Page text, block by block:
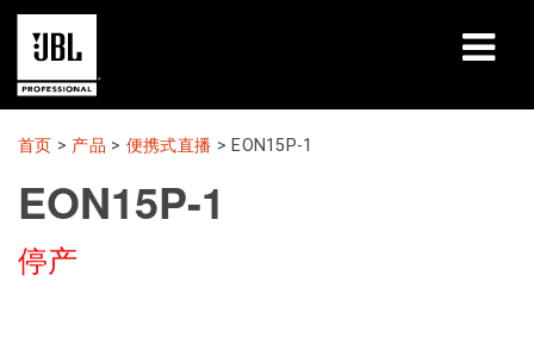
产品
案例研究
学习课程
首页 > 产品 > 便携式直播 > EON15P-1
EON15P-1
停产